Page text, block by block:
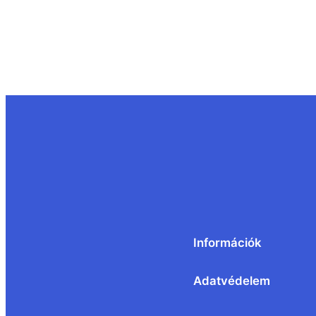
Információk
Adatvédelem